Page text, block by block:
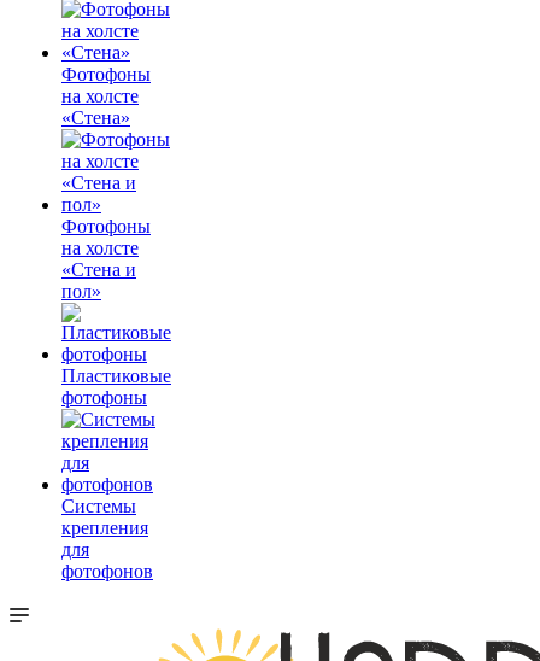
Фотофоны
на холсте
«Стена»
Фотофоны
на холсте
«Стена и
пол»
Пластиковые
фотофоны
Системы
крепления
для
фотофонов